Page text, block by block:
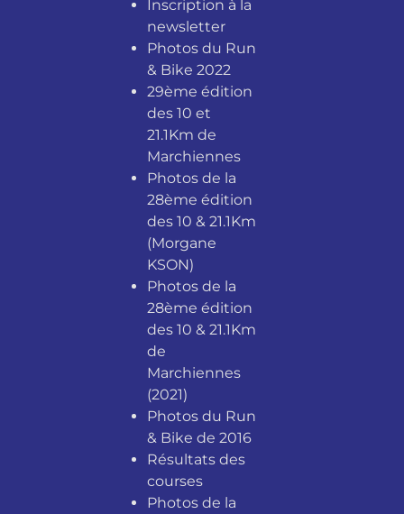
Inscription à la
newsletter
Photos du Run
& Bike 2022
29ème édition
des 10 et
21.1Km de
Marchiennes
Photos de la
28ème édition
des 10 & 21.1Km
(Morgane
KSON)
Photos de la
28ème édition
des 10 & 21.1Km
de
Marchiennes
(2021)
Photos du Run
& Bike de 2016
Résultats des
courses
Photos de la